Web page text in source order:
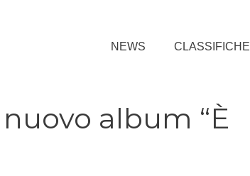
NEWS CLASSIFICHE
album “È